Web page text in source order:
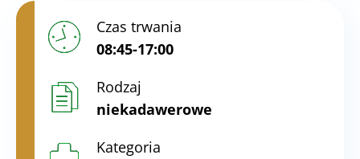
Czas trwania
08:45-17:00
Rodzaj
niekadawerowe
Kategoria